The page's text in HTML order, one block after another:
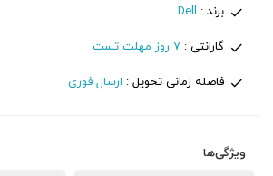
برند : Dell
گارانتی :7 روز مهلت تست
فاصله زمانی تحویل : ارسال فوری
ویژگی‌ها